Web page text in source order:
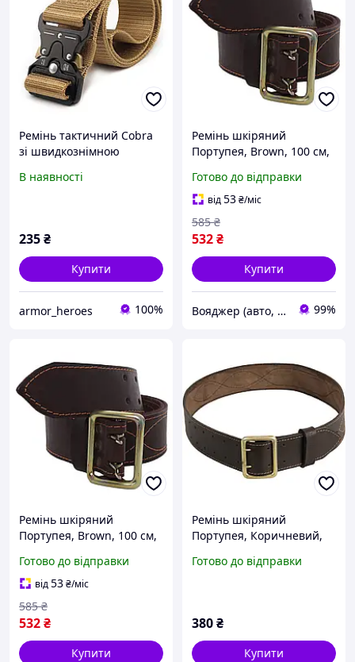
Ремінь тактичний Cobra
зі швидкознімною
В наявності
235₴
Купити
armor_heroes 100%
Ремінь шкіряний
Портупея, Brown, 100 см,
Готово до відправки
від53₴/міс
532₴
585 ₴
Купити
Вояджер (авто, туризм, спорт) 99%
Ремінь шкіряний
Портупея, Brown, 100 см,
Готово до відправки
від53₴/міс
532₴
585 ₴
Купити
Ремінь шкіряний
Портупея, Коричневий,
Готово до відправки
380₴
Купити